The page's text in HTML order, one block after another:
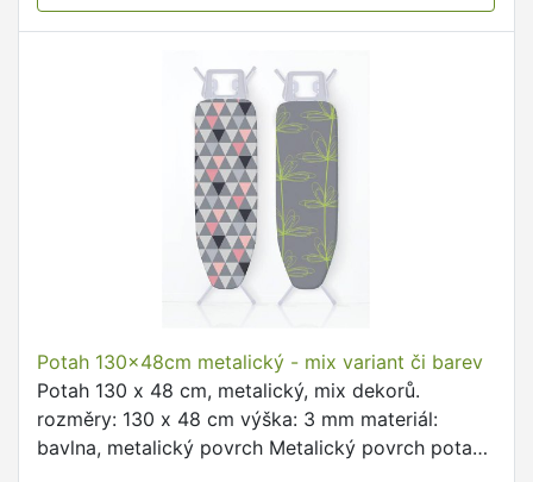
Potah 130x48cm metalický - mix variant či barev
Potah 130 x 48 cm, metalický, mix dekorů.
rozměry: 130 x 48 cm výška: 3 mm materiál:
bavlna, metalický povrch Metalický povrch potahu